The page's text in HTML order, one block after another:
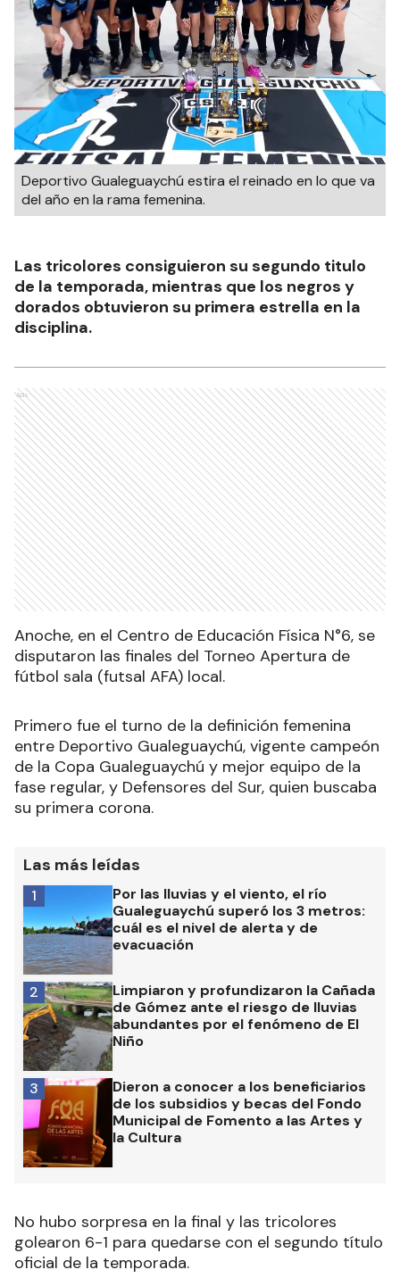
Deportivo Gualeguaychú estira el reinado en lo que va
del año en la rama femenina.
Las tricolores consiguieron su segundo titulo
de la temporada, mientras que los negros y
dorados obtuvieron su primera estrella en la
disciplina.
Ads
Anoche, en el Centro de Educación Física N°6, se
disputaron las finales del Torneo Apertura de
fútbol sala (futsal AFA) local.
Primero fue el turno de la definición femenina
entre Deportivo Gualeguaychú, vigente campeón
de la Copa Gualeguaychú y mejor equipo de la
fase regular, y Defensores del Sur, quien buscaba
su primera corona.
Las más leídas
Por las lluvias y el viento, el río
Gualeguaychú superó los 3 metros:
cuál es el nivel de alerta y de
evacuación
1
Limpiaron y profundizaron la Cañada
de Gómez ante el riesgo de lluvias
abundantes por el fenómeno de El
Niño
2
Dieron a conocer a los beneficiarios
de los subsidios y becas del Fondo
Municipal de Fomento a las Artes y
la Cultura
3
No hubo sorpresa en la final y las tricolores
golearon 6-1 para quedarse con el segundo título
oficial de la temporada.